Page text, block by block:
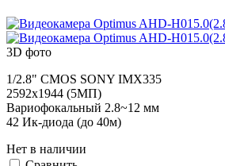
3D фото
1/2.8" CMOS SONY IMX335
2592х1944 (5МП)
Вариофокальный 2.8~12 мм
42 Ик-диода (до 40м)
Нет в наличии